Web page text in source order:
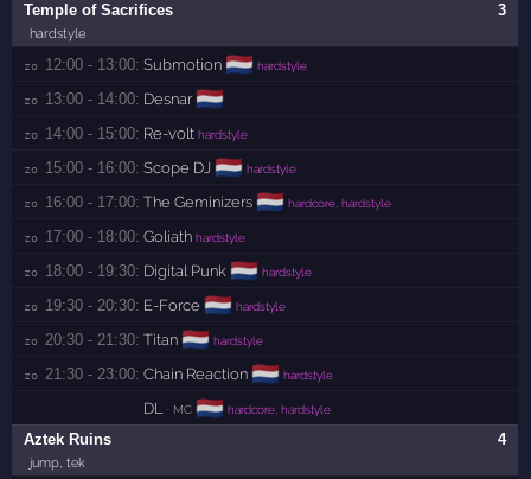
3
Temple of Sacrifices
hardstyle
zo 12:00 - 13:00: Submotion 🇳🇱 hardstyle
zo 13:00 - 14:00: Desnar 🇳🇱
zo 14:00 - 15:00: Re-volt hardstyle
zo 15:00 - 16:00: Scope DJ 🇳🇱 hardstyle
zo 16:00 - 17:00: The Geminizers 🇳🇱 hardcore, hardstyle
zo 17:00 - 18:00: Goliath hardstyle
zo 18:00 - 19:30: Digital Punk 🇳🇱 hardstyle
zo 19:30 - 20:30: E-Force 🇳🇱 hardstyle
zo 20:30 - 21:30: Titan 🇳🇱 hardstyle
zo 21:30 - 23:00: Chain Reaction 🇳🇱 hardstyle
DL · MC 🇳🇱 hardcore, hardstyle
4
Aztek Ruins
jump, tek